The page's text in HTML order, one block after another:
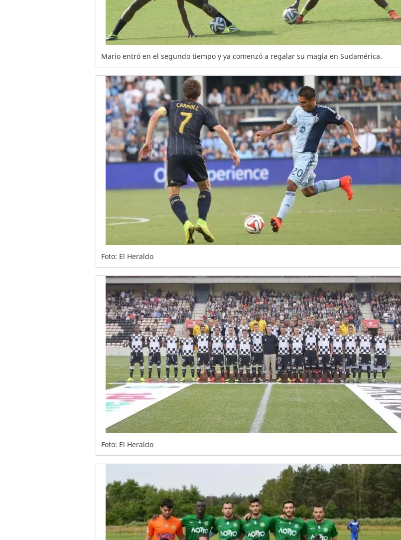
Mario entró en el segundo tiempo y ya comenzó a regalar su magia en Sudamérica.
Foto: El Heraldo
Foto: El Heraldo